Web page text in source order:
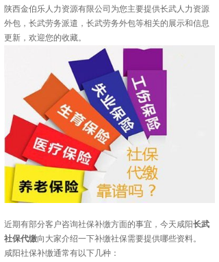
陕西金伯乐人力资源有限公司为您主要提供长武人力资源
外包 ，长武劳务派遣，长武劳务外包等相关的展示和信息
更新，欢迎您的收藏。
近期有部分客户咨询社保补缴方面的事宜，今天咸阳长武
社保代缴向大家介绍一下补缴社保需要提供哪些资料。
咸阳社保补缴通常有以下几种：